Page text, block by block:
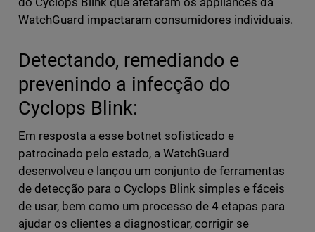
WatchGuard impactaram consumidores individuais.
Detectando, remediando e
prevenindo a infecção do
Cyclops Blink:
Em resposta a esse botnet sofisticado e
patrocinado pelo estado, a WatchGuard
desenvolveu e lançou um conjunto de ferramentas
de detecção para o Cyclops Blink simples e fáceis
de usar, bem como um processo de 4 etapas para
ajudar os clientes a diagnosticar, corrigir se